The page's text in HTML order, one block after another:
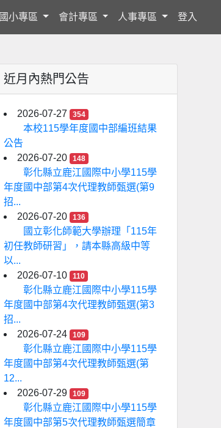
國小專區 會計專區 人事專區 登入
近月內熱門公告
2026-07-27 354
本校115學年度國中部編班結果
公告
2026-07-20
148
彰化縣立鹿江國際中小學115學
年度國中部第4次代理教師甄選(第9
招...
2026-07-20
136
國立彰化師範大學辦理「115年
初任教師研習」，請本縣高級中等
以...
2026-07-10
110
彰化縣立鹿江國際中小學115學
年度國中部第4次代理教師甄選(第3
招...
2026-07-24
109
彰化縣立鹿江國際中小學115學
年度國中部第4次代理教師甄選(第
12...
2026-07-29
109
彰化縣立鹿江國際中小學115學
年度國中部第5次代理教師甄選簡章